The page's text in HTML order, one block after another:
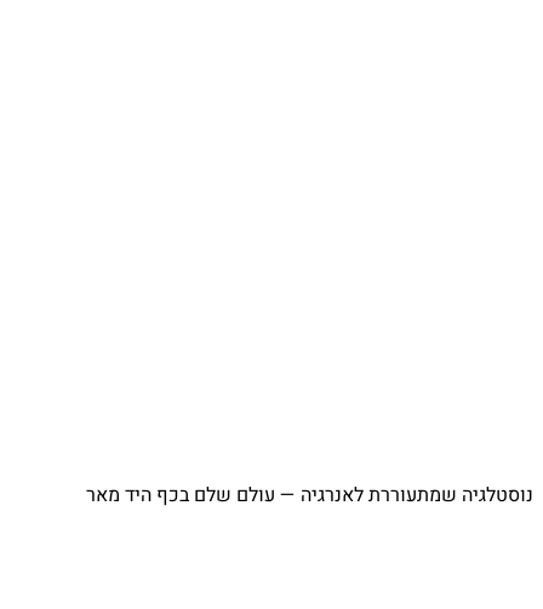
⁨ נוסטלגיה שמתעוררת לאנרגיה — עולם שלם בכף היד מאר